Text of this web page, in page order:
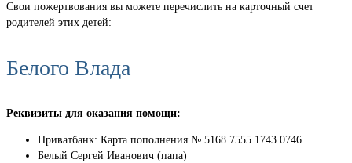
Свои пожертвования вы можете перечислить на карточный счет
родителей этих детей:
Белого Влада
Реквизиты для оказания помощи:
Приватбанк: Карта пополнения № 5168 7555 1743 0746
Белый Сергей Иванович (папа)